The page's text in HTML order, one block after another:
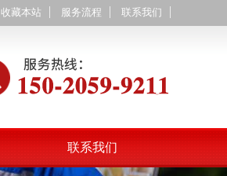
收藏本站 服务流程 联系我们
联系我们